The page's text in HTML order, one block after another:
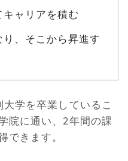
ャリアを積む
、そこから昇進す
学を卒業しているこ
院に通い、2年間の課
できます。